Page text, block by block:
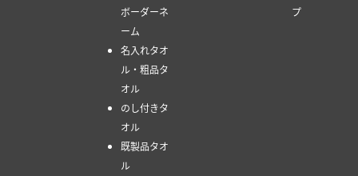
ボーダーネ
ーム
名入れタオ
ル・粗品タ
オル
のし付きタ
オル
既製品タオ
ル
プ